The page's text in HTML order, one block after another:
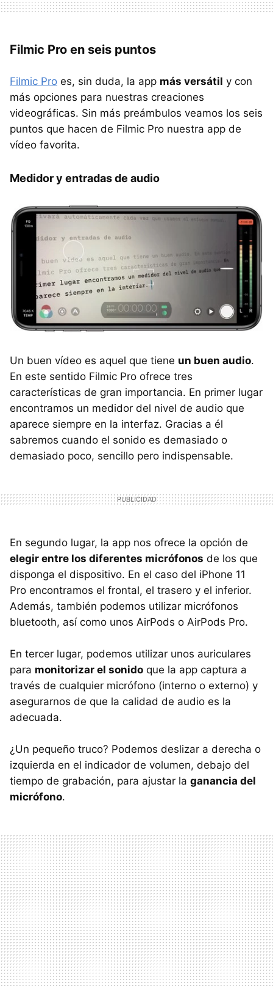
Filmic Pro en seis puntos
Filmic Pro es, sin duda, la app más versátil y con
más opciones para nuestras creaciones
videográficas. Sin más preámbulos veamos los seis
puntos que hacen de Filmic Pro nuestra app de
vídeo favorita.
Medidor y entradas de audio
Un buen vídeo es aquel que tiene un buen audio.
En este sentido Filmic Pro ofrece tres
características de gran importancia. En primer lugar
encontramos un medidor del nivel de audio que
aparece siempre en la interfaz. Gracias a él
sabremos cuando el sonido es demasiado o
demasiado poco, sencillo pero indispensable.
En segundo lugar, la app nos ofrece la opción de
elegir entre los diferentes micrófonos de los que
disponga el dispositivo. En el caso del iPhone 11
Pro encontramos el frontal, el trasero y el inferior.
Además, también podemos utilizar micrófonos
bluetooth, así como unos AirPods o AirPods Pro.
En tercer lugar, podemos utilizar unos auriculares
para monitorizar el sonido que la app captura a
través de cualquier micrófono (interno o externo) y
asegurarnos de que la calidad de audio es la
adecuada.
¿Un pequeño truco? Podemos deslizar a derecha o
izquierda en el indicador de volumen, debajo del
tiempo de grabación, para ajustar la ganancia del
micrófono.